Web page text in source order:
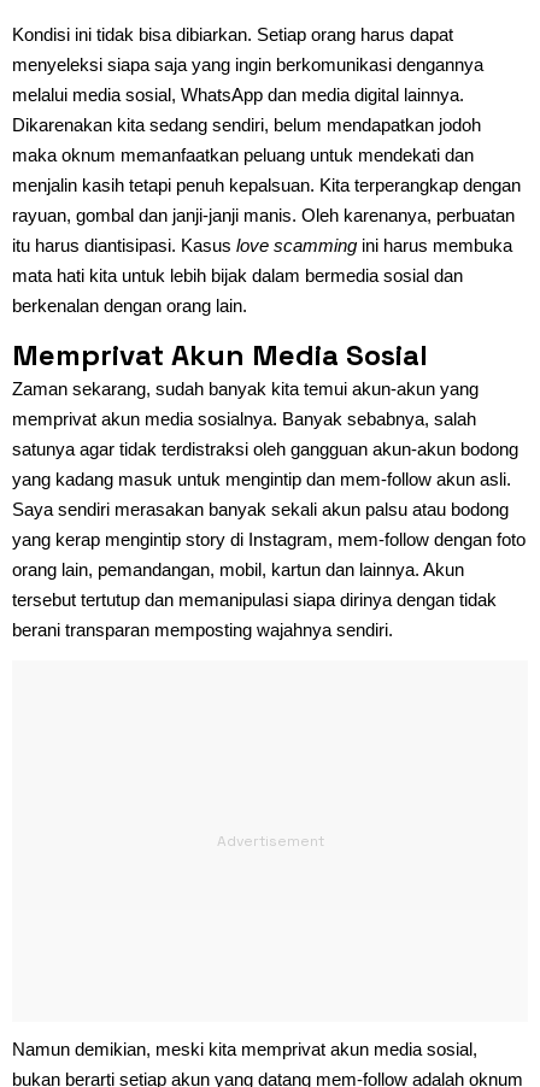
Kondisi ini tidak bisa dibiarkan. Setiap orang harus dapat
menyeleksi siapa saja yang ingin berkomunikasi dengannya
melalui media sosial, WhatsApp dan media digital lainnya.
Dikarenakan kita sedang sendiri, belum mendapatkan jodoh
maka oknum memanfaatkan peluang untuk mendekati dan
menjalin kasih tetapi penuh kepalsuan. Kita terperangkap dengan
rayuan, gombal dan janji-janji manis. Oleh karenanya, perbuatan
itu harus diantisipasi. Kasus love scamming ini harus membuka
mata hati kita untuk lebih bijak dalam bermedia sosial dan
berkenalan dengan orang lain.
Memprivat Akun Media Sosial
Zaman sekarang, sudah banyak kita temui akun-akun yang
memprivat akun media sosialnya. Banyak sebabnya, salah
satunya agar tidak terdistraksi oleh gangguan akun-akun bodong
yang kadang masuk untuk mengintip dan mem-follow akun asli.
Saya sendiri merasakan banyak sekali akun palsu atau bodong
yang kerap mengintip story di Instagram, mem-follow dengan foto
orang lain, pemandangan, mobil, kartun dan lainnya. Akun
tersebut tertutup dan memanipulasi siapa dirinya dengan tidak
berani transparan memposting wajahnya sendiri.
Namun demikian, meski kita memprivat akun media sosial,
bukan berarti setiap akun yang datang mem-follow adalah oknum